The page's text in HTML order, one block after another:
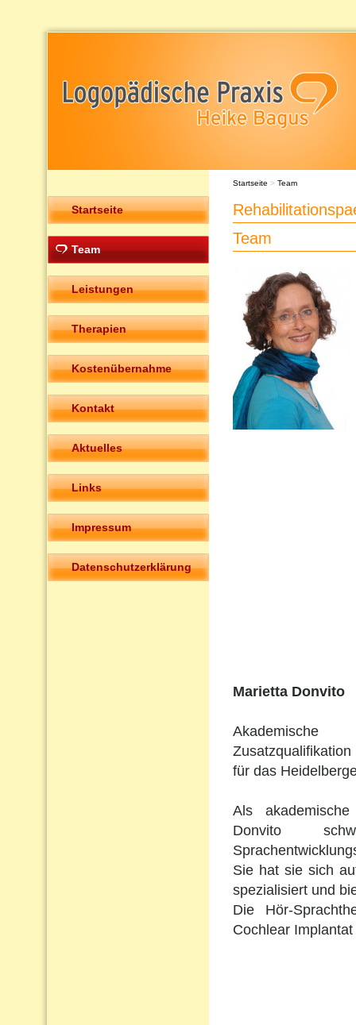
Startseite
Team
Leistungen
Therapien
Kostenübernahme
Kontakt
Aktuelles
Links
Impressum
Datenschutzerklärung
Startseite > Team
Team
Marietta Donvito
für das
Als
Donvito
Sie hat sie sich
spezialisiert und
Die Hör-
Cochlear